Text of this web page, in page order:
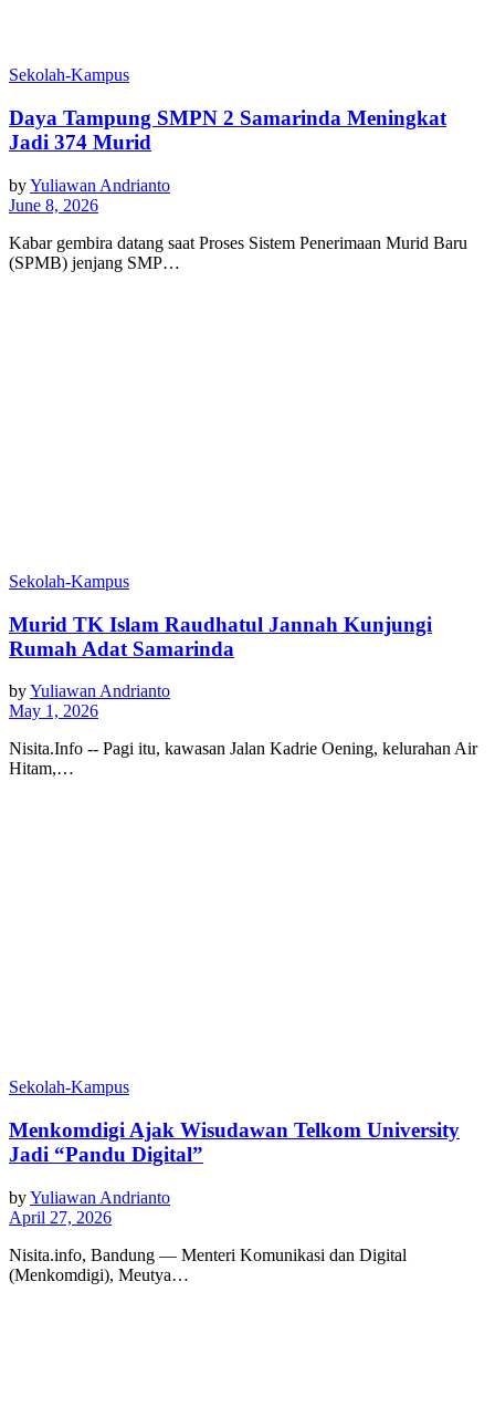
Sekolah-Kampus
Daya Tampung SMPN 2 Samarinda Meningkat
Jadi 374 Murid
byYuliawan Andrianto
June 8, 2026
Kabar gembira datang saat Proses Sistem Penerimaan Murid Baru
(SPMB) jenjang SMP…
Sekolah-Kampus
Murid TK Islam Raudhatul Jannah Kunjungi
Rumah Adat Samarinda
byYuliawan Andrianto
May 1, 2026
Nisita.Info -- Pagi itu, kawasan Jalan Kadrie Oening, kelurahan Air
Hitam,…
Sekolah-Kampus
Menkomdigi Ajak Wisudawan Telkom University
Jadi “Pandu Digital”
byYuliawan Andrianto
April 27, 2026
Nisita.info, Bandung — Menteri Komunikasi dan Digital
(Menkomdigi), Meutya…